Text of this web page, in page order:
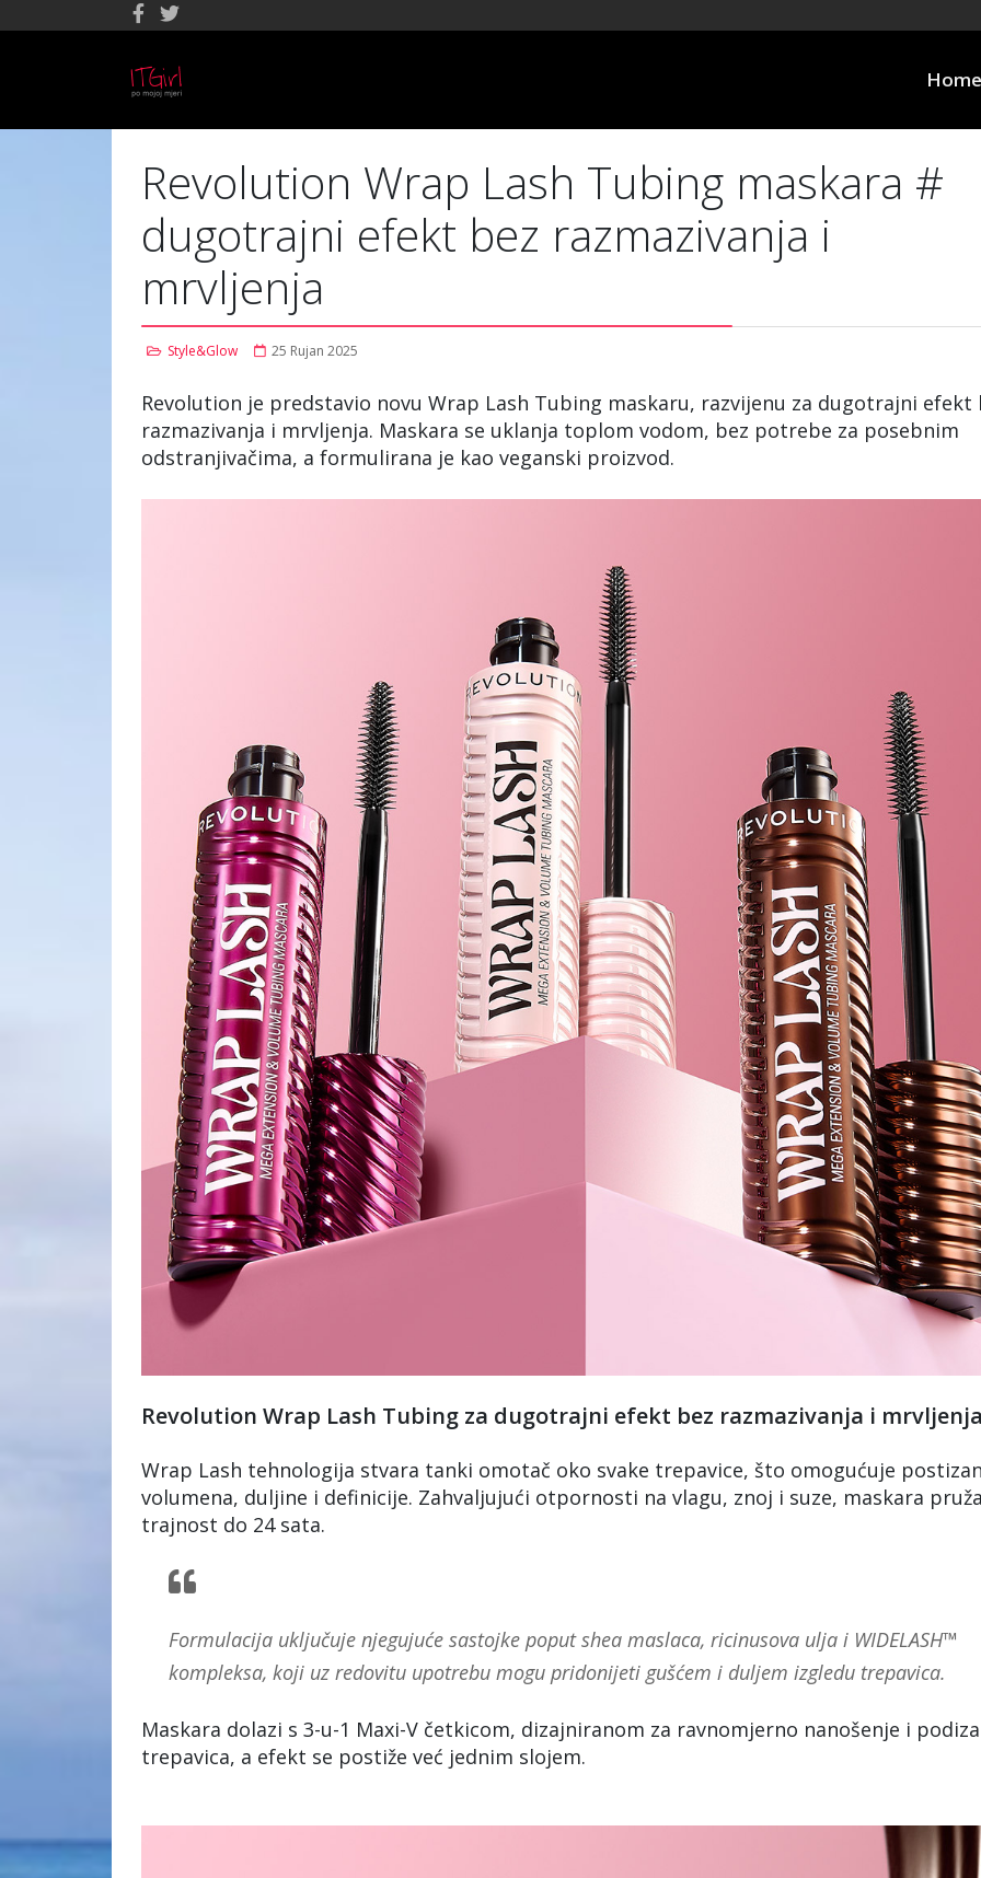
Home
Revolution Wrap Lash Tubing maskara #
dugotrajni efekt bez razmazivanja i
mrvljenja
Style&Glow 25 Rujan 2025
Revolution je predstavio novu Wrap Lash Tubing maskaru, razvijenu za dugotrajni efekt
razmazivanja i mrvljenja. Maskara se uklanja toplom vodom, bez potrebe za posebnim
odstranjivačima, a formulirana je kao veganski proizvod.
Revolution Wrap Lash Tubing za dugotrajni efekt bez razmazivanja i
Wrap Lash tehnologija stvara tanki omotač oko svake trepavice, što omogućuje
volumena, duljine i definicije. Zahvaljujući otpornosti na vlagu, znoj i suze, maskara
trajnost do 24 sata.
Formulacija uključuje njegujuće sastojke poput shea maslaca, ricinusova ulja i WIDELASH™
kompleksa, koji uz redovitu upotrebu mogu pridonijeti gušćem i duljem izgledu trepavica.
Maskara dolazi s 3-u-1 Maxi-V četkicom, dizajniranom za ravnomjerno nanošenje i
trepavica, a efekt se postiže već jednim slojem.